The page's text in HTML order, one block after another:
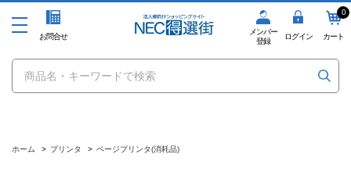
お問合せ
メンバー
登録
ログイン
0
カート
ホーム > プリンタ > ページプリンタ(消耗品)